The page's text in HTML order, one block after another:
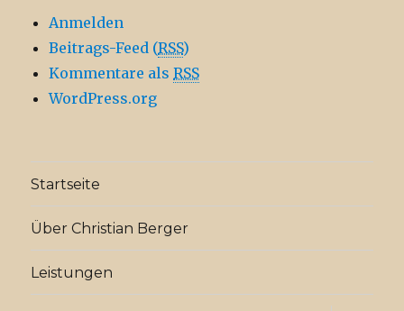
Anmelden
Beitrags-Feed (RSS)
Kommentare alsRSS
WordPress.org
Startseite
Über Christian Berger
Leistungen